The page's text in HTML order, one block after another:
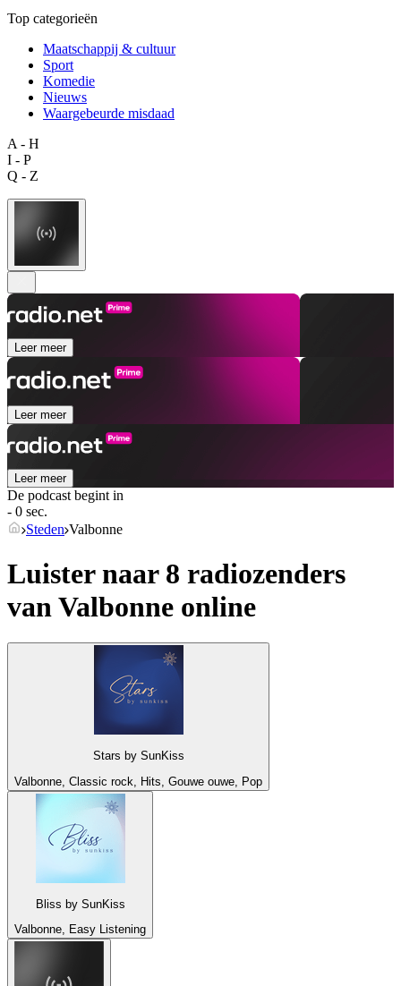
Top categorieën
Maatschappij & cultuur
Sport
Komedie
Nieuws
Waargebeurde misdaad
A - H
I - P
Q - Z
Leer meer
Leer meer
Leer meer
De podcast begint in
- 0 sec.
Steden Valbonne
Luister naar 8 radiozenders
van Valbonne online
Stars by SunKiss
Valbonne, Classic rock, Hits, Gouwe ouwe, Pop
Bliss by SunKiss
Valbonne, Easy Listening